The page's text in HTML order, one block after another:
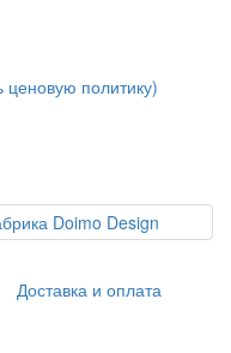
ценовую политику)
Доставка и оплата